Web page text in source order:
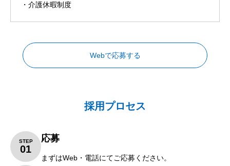
・介護休暇制度
Webで応募する
採用プロセス
STEP
01
応募
まずはWeb・電話にてご応募ください。